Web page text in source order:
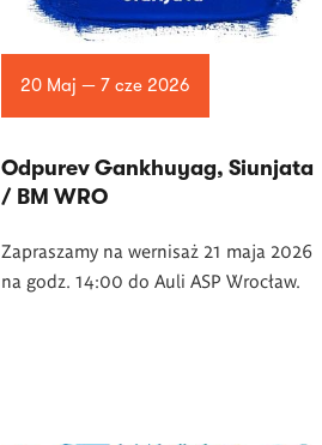
20 Maj — 7 cze 2026
Odpurev Gankhuyag, Siunjata
/ BM WRO
Zapraszamy na wernisaż 21 maja 2026
na godz. 14:00 do Auli ASP Wrocław.